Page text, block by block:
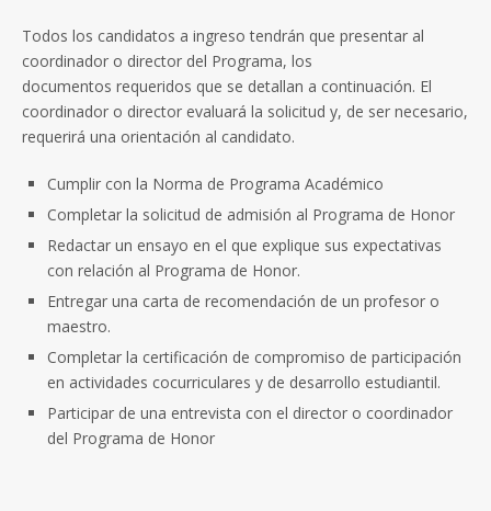
Todos los candidatos a ingreso tendrán que presentar al
coordinador o director del Programa, los
documentos requeridos que se detallan a continuación. El
coordinador o director evaluará la solicitud y, de ser necesario,
requerirá una orientación al candidato.
Cumplir con la Norma de Programa Académico
Completar la solicitud de admisión al Programa de Honor
Redactar un ensayo en el que explique sus expectativas
con relación al Programa de Honor.
Entregar una carta de recomendación de un profesor o
maestro.
Completar la certificación de compromiso de participación
en actividades cocurriculares y de desarrollo estudiantil.
Participar de una entrevista con el director o coordinador
del Programa de Honor